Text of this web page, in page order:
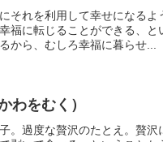
それを利用して幸せになるよ
福に転じることができる、と
から、むしろ幸福に暮らせ...
わをむく）
。過度な贅沢のたとえ。贅沢